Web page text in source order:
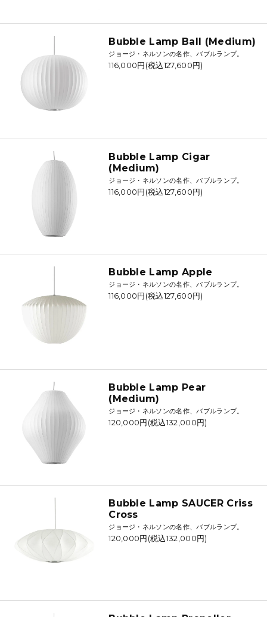
Bubble Lamp Ball (Medium)
ジョージ・ネルソンの名作、バブルランプ。
116,000円(税込127,600円)
Bubble Lamp Cigar
(Medium)
ジョージ・ネルソンの名作、バブルランプ。
116,000円(税込127,600円)
Bubble Lamp Apple
ジョージ・ネルソンの名作、バブルランプ。
116,000円(税込127,600円)
Bubble Lamp Pear
(Medium)
ジョージ・ネルソンの名作、バブルランプ。
120,000円(税込132,000円)
Bubble Lamp SAUCER Criss
Cross
ジョージ・ネルソンの名作、バブルランプ。
120,000円(税込132,000円)